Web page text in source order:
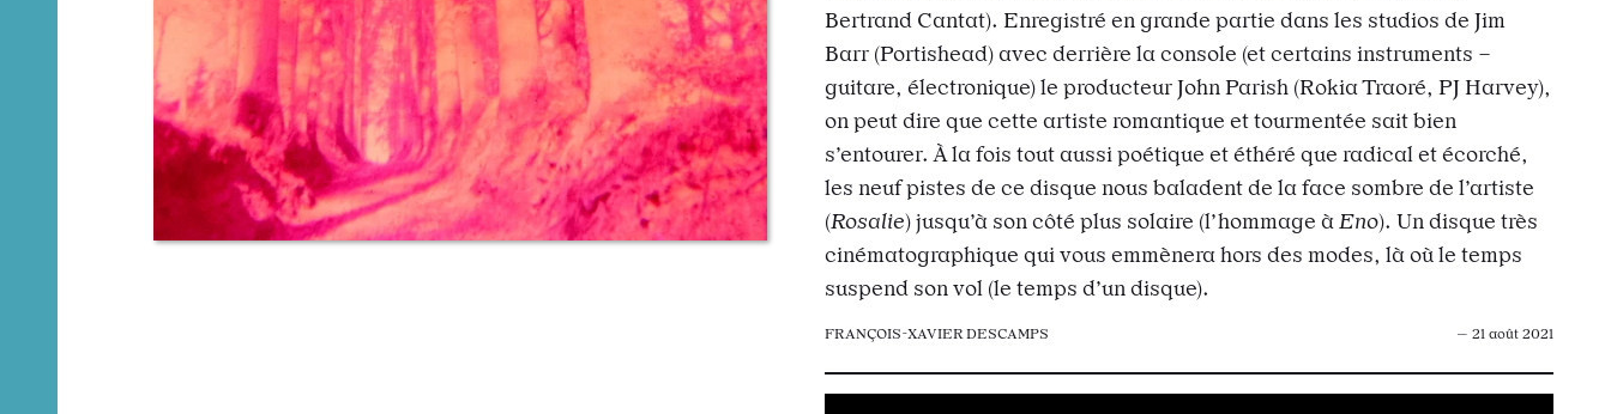
Bertrand Cantat). Enregistré en grande partie dans les studios de Jim
Barr (Portishead) avec derrière la console (et certains instruments –
guitare, électronique) le producteur John Parish (Rokia Traoré, PJ Harvey),
on peut dire que cette artiste romantique et tourmentée sait bien
s’entourer. À la fois tout aussi poétique et éthéré que radical et écorché,
les neuf pistes de ce disque nous baladent de la face sombre de l’artiste
(Rosalie) jusqu’à son côté plus solaire (l’hommage à Eno). Un disque très
cinématographique qui vous emmènera hors des modes, là où le temps
suspend son vol (le temps d’un disque).
FRANÇOIS-XAVIER DESCAMPS — 21 août 2021